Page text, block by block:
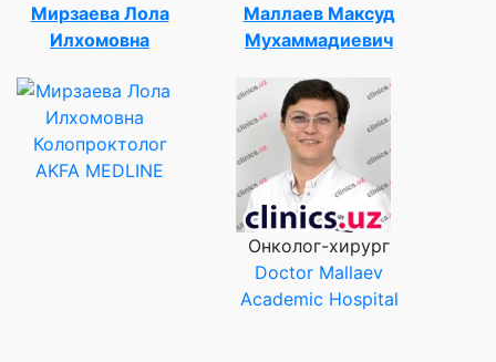
Мирзаева Лола
Илхомовна
Колопроктолог
AKFA MEDLINE
Маллаев Максуд
Мухаммадиевич
Онколог-хирург
Doctor Mallaev
Academic Hospital